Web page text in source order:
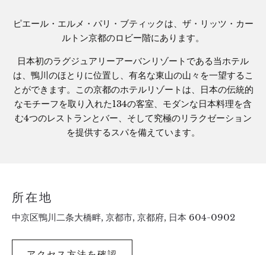
ピエール・エルメ・パリ・ブティックは、ザ・リッツ・カー
ルトン京都のロビー階にあります。
日本初のラグジュアリーアーバンリゾートである当ホテル
は、鴨川のほとりに位置し、有名な東山の山々を一望するこ
とができます。この京都のホテルリゾートは、日本の伝統的
なモチーフを取り入れた134の客室、モダンな日本料理を含
む4つのレストランとバー、そして究極のリラクゼーション
を提供するスパを備えています。
所在地
中京区鴨川二条大橋畔, 京都市, 京都府, 日本 604-0902